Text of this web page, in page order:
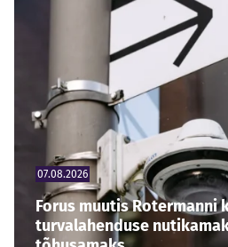
07.08.2026
Forus muutis Rotermanni
turvalahenduse